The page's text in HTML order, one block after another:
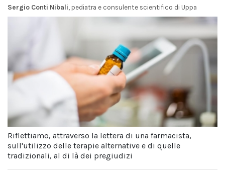
Sergio Conti Nibali , pediatra e consulente scientifico di Uppa
Riflettiamo, attraverso la lettera di una farmacista,
sull'utilizzo delle terapie alternative e di quelle
tradizionali, al di là dei pregiudizi